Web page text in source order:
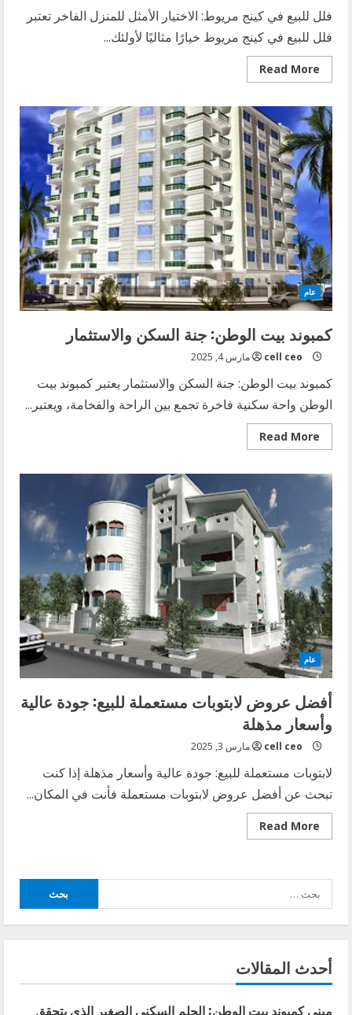
فلل للبيع في كينج مريوط: الاختيار الأمثل للمنزل الفاخر تعتبر
فلل للبيع في كينج مريوط خيارًا مثاليًا لأولئك...
Read More
Read
more
للبيع
في
كينج
مريوط:
الاختيار
الأمثل
للمنزل
الفاخر
والمريح
عام
كمبوند بيت الوطن: جنة السكن والاستثمار
cell ceo مارس 4, 2025
كمبوند بيت الوطن: جنة السكن والاستثمار يعتبر كمبوند بيت
الوطن واحة سكنية فاخرة تجمع بين الراحة والفخامة، ويعتبر...
Read More
Read
more
الوطن:
جنة
السكن
والاستثمار
عام
أفضل عروض لابتوبات مستعملة للبيع: جودة عالية
وأسعار مذهلة
cell ceo مارس 3, 2025
لابتوبات مستعملة للبيع: جودة عالية وأسعار مذهلة إذا كنت
تبحث عن أفضل عروض لابتوبات مستعملة فأنت في المكان...
Read More
Read
more
لابتوبات
جودة
عالية
عن:
أحدث المقالات
ميني كمبوند بيت الوطن: الحلم السكني الصغير الذي يتحقق